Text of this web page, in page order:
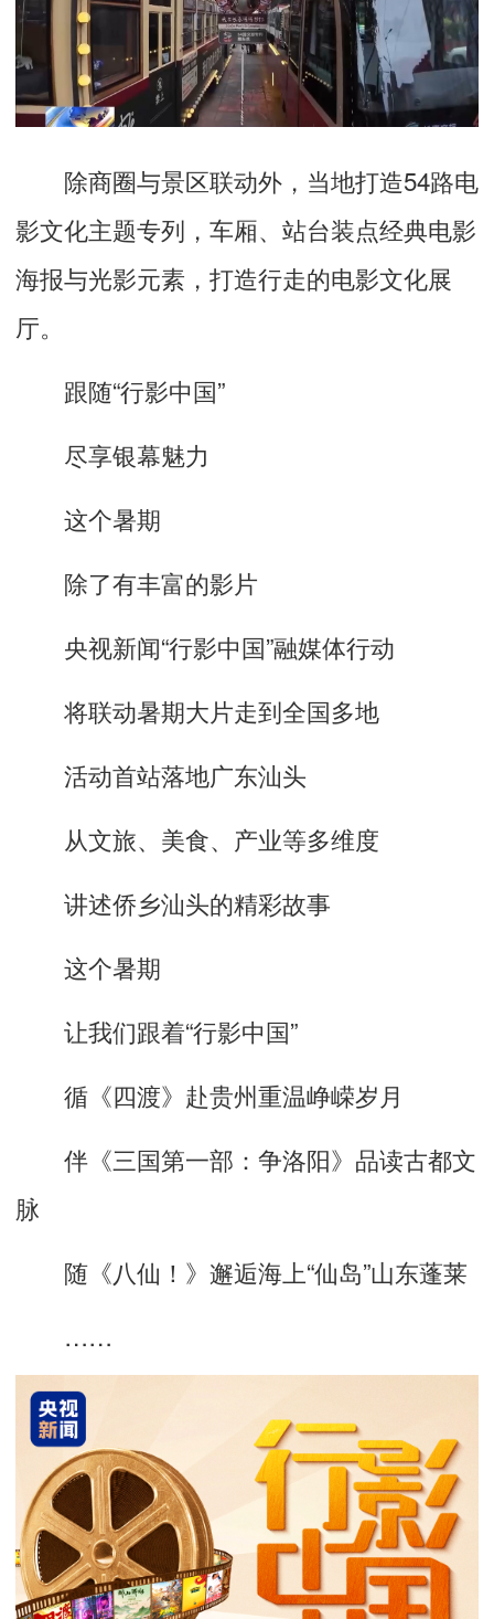
除商圈与景区联动外，当地打造54路电
影文化主题专列，车厢、站台装点经典电影
海报与光影元素，打造行走的电影文化展
厅。
跟随“行影中国”
尽享银幕魅力
这个暑期
除了有丰富的影片
央视新闻“行影中国”融媒体行动
将联动暑期大片走到全国多地
活动首站落地广东汕头
从文旅、美食、产业等多维度
讲述侨乡汕头的精彩故事
这个暑期
让我们跟着“行影中国”
循 《四渡》 赴贵州重温峥嵘岁月
伴 《三国第一部：争洛阳》 品读古都文
脉
随 《八仙！》 邂逅海上“仙岛”山东蓬莱
……